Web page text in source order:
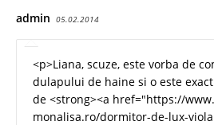
admin 05.02.2014
<p>Liana, scuze, este vorba de
dulapului de haine si o este
de <strong><a href="https://
monalisa.ro/dormitor-de-lux-